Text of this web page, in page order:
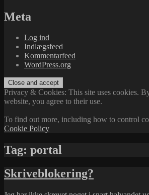
Meta
Log ind
Indlægsfeed
Kommentarfeed
WordPress.org
Privacy & Cookies: This site uses cookies.
website, you agree to their use.
To find out more, including how to control
Cookie Policy
Tag: portal
Skriveblokering?